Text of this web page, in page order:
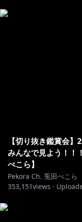
【切り抜き鑑賞会
みんなで見よう！！
ぺこら】
Pekora Ch. 兎田ぺこら
353,151views ·